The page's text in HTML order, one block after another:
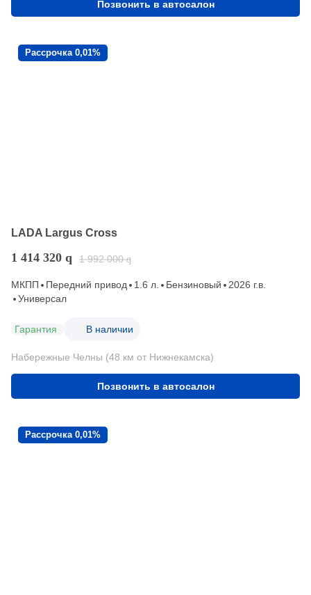
Позвонить в автосалон
Рассрочка 0,01%
LADA Largus Cross
1 414 320 q 1 992 000 q
МКПП Передний привод 1.6 л. Бензиновый
2026 г.в.
Универсал
Гарантия В наличии
Набережные Челны (48 км от Нижнекамска)
Позвонить в автосалон
Рассрочка 0,01%